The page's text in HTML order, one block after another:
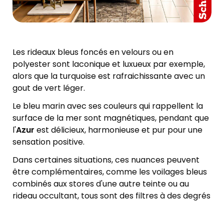
Les rideaux bleus foncés en velours ou en
polyester sont laconique et luxueux par exemple,
alors que la turquoise est rafraichissante avec un
gout de vert léger.
Le bleu marin avec ses couleurs qui rappellent la
surface de la mer sont magnétiques, pendant que
l'Azur est délicieux, harmonieuse et pur pour une
sensation positive.
Dans certaines situations, ces nuances peuvent
être complémentaires, comme les voilages bleus
combinés aux stores d'une autre teinte ou au
rideau occultant, tous sont des filtres à des degrés